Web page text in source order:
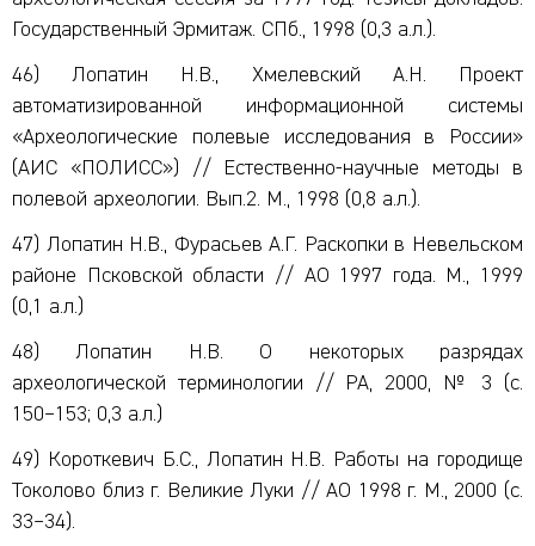
Государственный Эрмитаж. СПб., 1998 (0,3 а.л.).
46) Лопатин Н.В., Хмелевский А.Н. Проект
автоматизированной информационной системы
«Археологические полевые исследования в России»
(АИС «ПОЛИСС») // Естественно-научные методы в
полевой археологии. Вып.2. М., 1998 (0,8 а.л.).
47) Лопатин Н.В., Фурасьев А.Г. Раскопки в Невельском
районе Псковской области // АО 1997 года. М., 1999
(0,1 а.л.)
48) Лопатин Н.В. О некоторых разрядах
археологической терминологии // РА, 2000, № 3 (с.
150–153; 0,3 а.л.)
49) Короткевич Б.С., Лопатин Н.В. Работы на городище
Токолово близ г. Великие Луки // АО 1998 г. М., 2000 (с.
33–34).